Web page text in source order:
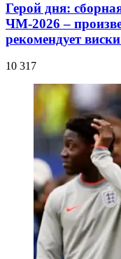
Герой дня:
ЧМ-2026 –
рекомендует
10 317